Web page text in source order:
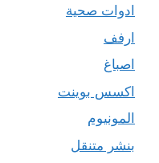
ادوات صحية
ارفف
اصباغ
اكسس بوينت
المونيوم
بنشر متنقل